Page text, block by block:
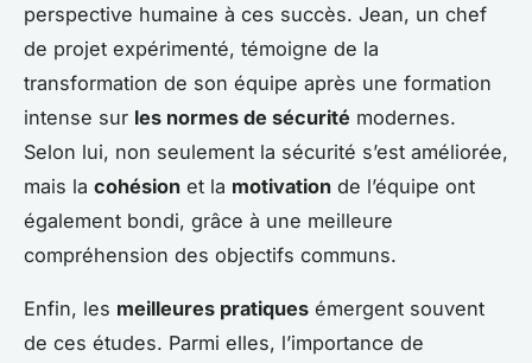
perspective humaine à ces succès. Jean, un chef
de projet expérimenté, témoigne de la
transformation de son équipe après une formation
intense sur les normes de sécurité modernes.
Selon lui, non seulement la sécurité s’est améliorée,
mais la cohésion et la motivation de l’équipe ont
également bondi, grâce à une meilleure
compréhension des objectifs communs.
Enfin, les meilleures pratiques émergent souvent
de ces études. Parmi elles, l’importance de